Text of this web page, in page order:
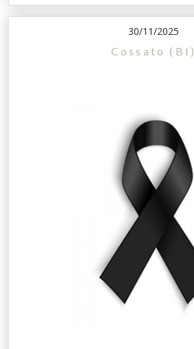
30/11/2025
Cossato (BI)